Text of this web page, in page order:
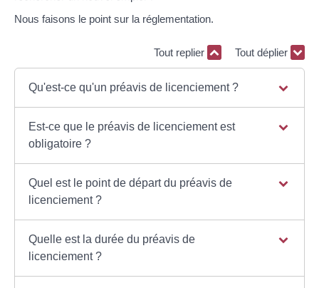
Nous faisons le point sur la réglementation.
Tout replier Tout déplier
Qu'est-ce qu'un préavis de licenciement ?
Est-ce que le préavis de licenciement est
obligatoire ?
Quel est le point de départ du préavis de
licenciement ?
Quelle est la durée du préavis de
licenciement ?